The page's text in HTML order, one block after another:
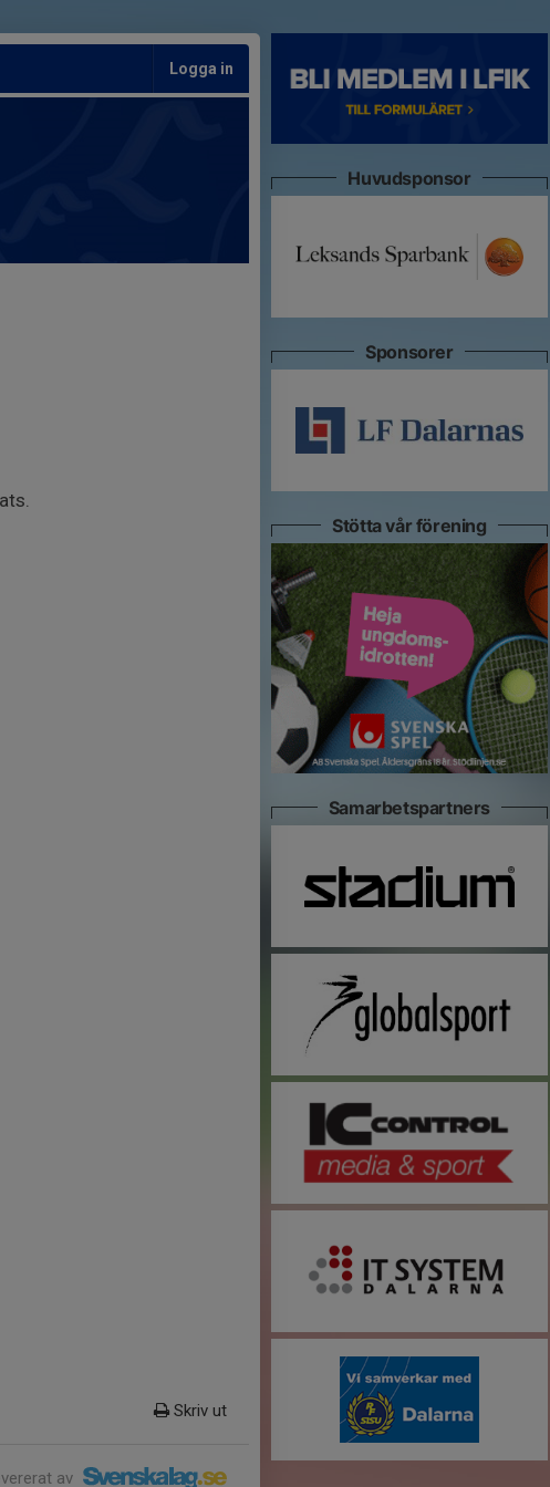
Logga in
Skriv ut
av
Huvudsponsor
Sponsorer
Stötta vår förening
Samarbetspartners